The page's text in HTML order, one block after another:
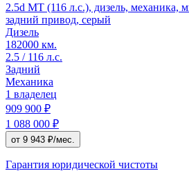
2.5d MT (116 л.с.), дизель, механика,
задний привод, серый
Дизель
182000 км.
2.5 / 116 л.с.
Задний
Механика
1 владелец
909 900 ₽
1 088 000 ₽
от 9 943 ₽/мес.
Гарантия юридической чистоты